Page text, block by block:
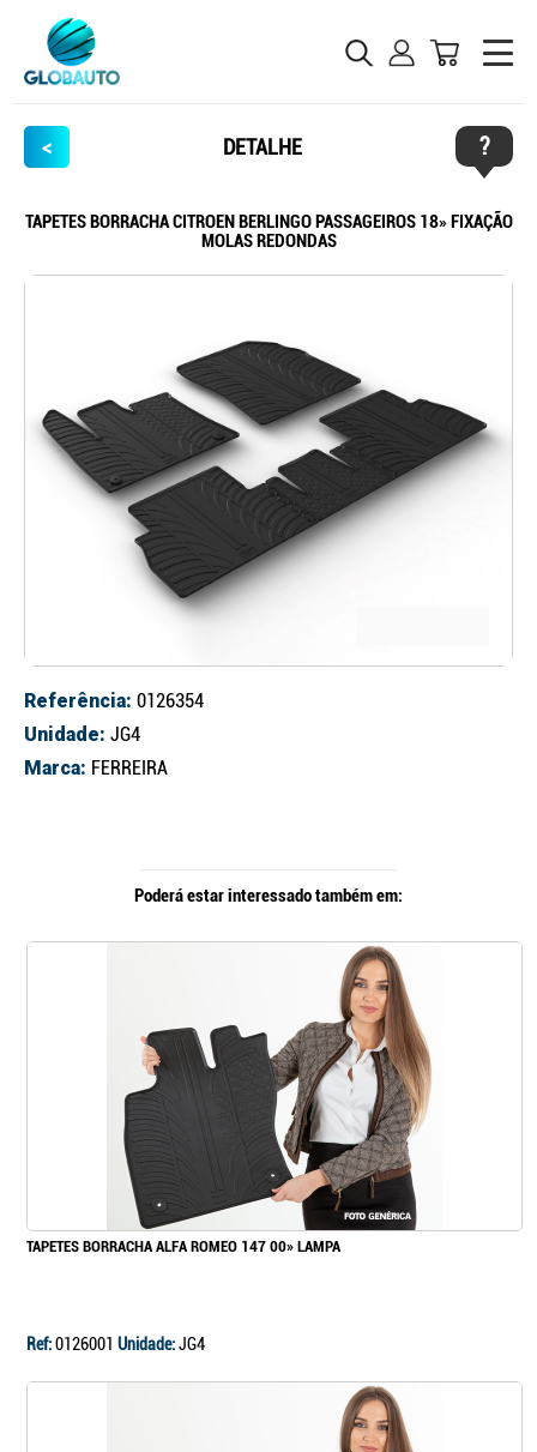
< DETALHE ?
TAPETES BORRACHA CITROEN BERLINGO PASSAGEIROS 18» FIXAÇÃO
MOLAS REDONDAS
Referência: 0126354
Unidade: JG4
Marca: FERREIRA
Poderá estar interessado também em:
TAPETES BORRACHA ALFA ROMEO 147 00» LAMPA
Ref:0126001 Unidade:JG4